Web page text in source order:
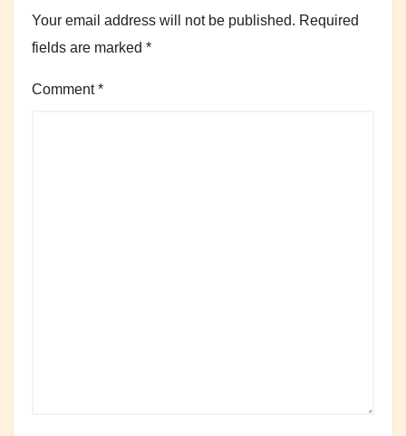
Your email address will not be published. Required
fields are marked *
Comment*